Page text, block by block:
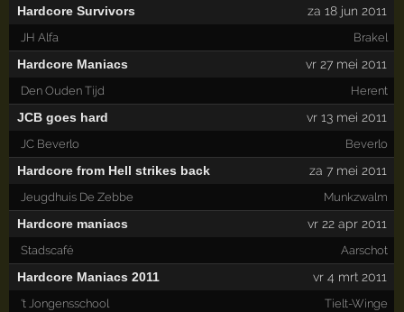
Hardcore Survivors za 18 jun 2011
JH Alfa Brakel
Hardcore Maniacs vr 27 mei 2011
Den Ouden Tijd Herent
JCB goes hard vr 13 mei 2011
JC Beverlo Beverlo
Hardcore from Hell strikes back za 7 mei 2011
Jeugdhuis De Zebbe Munkzwalm
Hardcore maniacs vr 22 apr 2011
Stadscafé Aarschot
Hardcore Maniacs 2011 vr 4 mrt 2011
't Jongensschool Tielt-Winge